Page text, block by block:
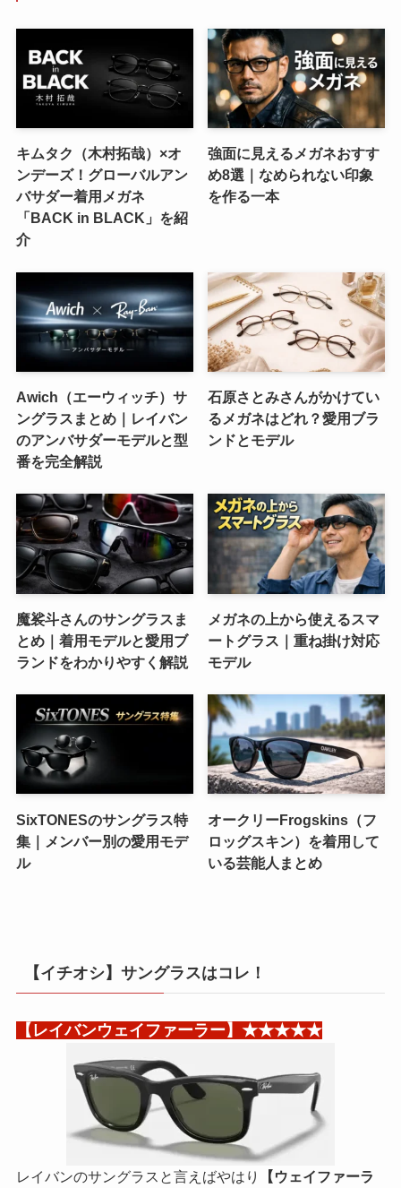
キムタク（木村拓哉）×オ
ンデーズ！グローバルアン
バサダー着用メガネ
「BACK in BLACK」を紹
介
強面に見えるメガネおすす
め8選｜なめられない印象
を作る一本
Awich（エーウィッチ）サ
ングラスまとめ｜レイバン
のアンバサダーモデルと型
番を完全解説
石原さとみさんがかけてい
るメガネはどれ？愛用ブラ
ンドとモデル
魔裟斗さんのサングラスま
とめ｜着用モデルと愛用ブ
ランドをわかりやすく解説
メガネの上から使えるスマ
ートグラス｜重ね掛け対応
モデル
SixTONESのサングラス特
集｜メンバー別の愛用モデ
ル
オークリーFrogskins（フ
ロッグスキン）を着用して
いる芸能人まとめ
【イチオシ】サングラスはコレ！
【レイバンウェイファーラー】★★★★★
レイバンのサングラスと言えばやはり
【ウェイファーラ